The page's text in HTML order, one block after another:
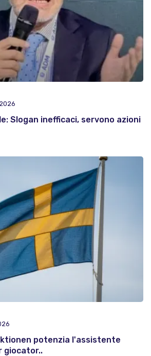
Slogan inefficaci, servono azioni
potenzia l'assistente
giocator..